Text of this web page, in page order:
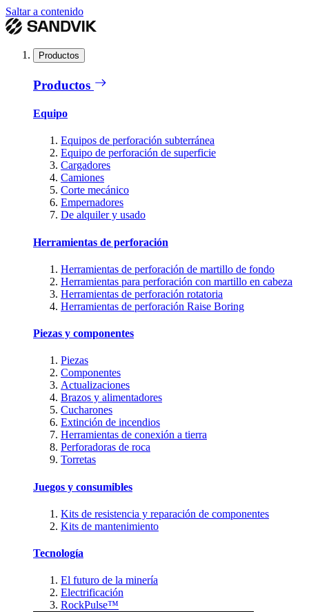
Saltar a contenido
Productos
Productos
Equipo
Equipos de perforación subterránea
Equipo de perforación de superficie
Cargadores
Camiones
Corte mecánico
Empernadores
De alquiler y usado
Herramientas de perforación
Herramientas de perforación de martillo de fondo
Herramientas para perforación con martillo en cabeza
Herramientas de perforación rotatoria
Herramientas de perforación Raise Boring
Piezas y componentes
Piezas
Componentes
Actualizaciones
Brazos y alimentadores
Cucharones
Extinción de incendios
Herramientas de conexión a tierra
Perforadoras de roca
Torretas
Juegos y consumibles
Kits de resistencia y reparación de componentes
Kits de mantenimiento
Tecnología
El futuro de la minería
Electrificación
RockPulse™